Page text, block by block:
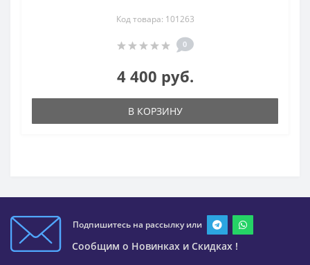
Код товара: 101263
0
4 400 руб.
В КОРЗИНУ
Подпишитесь на рассылку или
Сообщим о Новинках и Скидках !